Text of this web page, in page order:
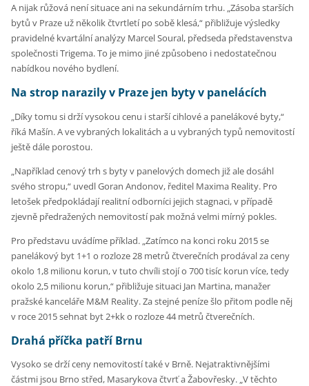
A nijak růžová není situace ani na sekundárním trhu. „Zásoba starších
bytů v Praze už několik čtvrtletí po sobě klesá,“ přibližuje výsledky
pravidelné kvartální analýzy Marcel Soural, předseda představenstva
společnosti Trigema. To je mimo jiné způsobeno i nedostatečnou
nabídkou nového bydlení.
Na strop narazily v Praze jen byty v panelácích
„Díky tomu si drží vysokou cenu i starší cihlové a panelákové byty,“
říká Mašín. A ve vybraných lokalitách a u vybraných typů nemovitostí
ještě dále porostou.
„Například cenový trh s byty v panelových domech již ale dosáhl
svého stropu,“ uvedl Goran Andonov, ředitel Maxima Reality. Pro
letošek předpokládají realitní odborníci jejich stagnaci, v případě
zjevně předražených nemovitostí pak možná velmi mírný pokles.
Pro představu uvádíme příklad. „Zatímco na konci roku 2015 se
panelákový byt 1+1 o rozloze 28 metrů čtverečních prodával za ceny
okolo 1,8 milionu korun, v tuto chvíli stojí o 700 tisíc korun více, tedy
okolo 2,5 milionu korun,“ přibližuje situaci Jan Martina, manažer
pražské kanceláře M&M Reality. Za stejné peníze šlo přitom podle něj
v roce 2015 sehnat byt 2+kk o rozloze 44 metrů čtverečních.
Drahá příčka patří Brnu
Vysoko se drží ceny nemovitostí také v Brně. Nejatraktivnějšími
částmi jsou Brno střed, Masarykova čtvrť a Žabovřesky. „V těchto